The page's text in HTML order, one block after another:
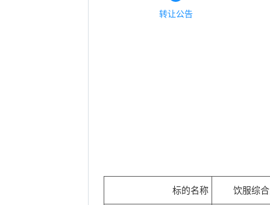
转让公告
标的名称 饮服综